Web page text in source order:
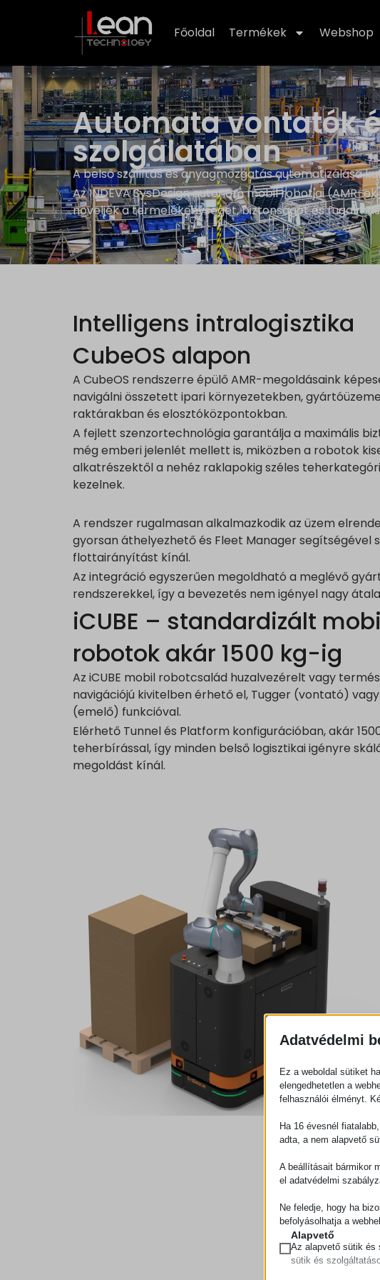
Főoldal Termékek Webshop
Automata vontatók
szolgálatában
A belső szállítás és anyagmozgatás automatizálása
Az INDEVA SysDesign autonóm mobil robotjai
növeljék a termelékenységet, biztonságot és
Intelligens intralogisztika
CubeOS alapon
A CubeOS rendszerre épülő AMR-megoldásaink
navigálni összetett ipari környezetekben,
raktárakban és elosztóközpontokban.
A fejlett szenzortechnológia garantálja a maximális
még emberi jelenlét mellett is, miközben a robotok
alkatrészektől a nehéz raklapokig széles
kezelnek.
A rendszer rugalmasan alkalmazkodik az üzem
gyorsan áthelyezhető és Fleet Manager segítségével
flottairányítást kínál.
Az integráció egyszerűen megoldható a meglévő
rendszerekkel, így a bevezetés nem igényel nagy
iCUBE – standardizált
robotok akár 1500 kg-ig
Az iCUBE mobil robotcsalád huzalvezérelt vagy
navigációjú kivitelben érhető el, Tugger (vontató)
(emelő) funkcióval.
Elérhető Tunnel és Platform konfigurációban, akár
teherbírással, így minden belső logisztikai igényre
megoldást kínál.
Adatvédelmi
Ez a weboldal sütiket
elengedhetetlen a
felhasználói élményt.
Ha 16 évesnél
adta, a nem alapvető
A beállításait bármikor
el adatvédelmi
Ne feledje, hogy ha
befolyásolhatja a
Alapvető
Az alapvető sütik és
sütik és